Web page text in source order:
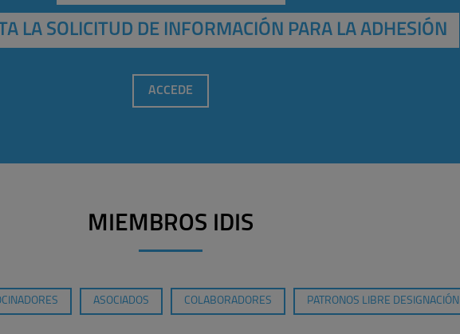
LA SOLICITUD DE INFORMACIÓN PARA LA ADHESIÓN
ACCEDE
MIEMBROS IDIS
ASOCIADOS COLABORADORES PATRONOS LIBRE DESIGNACIÓN